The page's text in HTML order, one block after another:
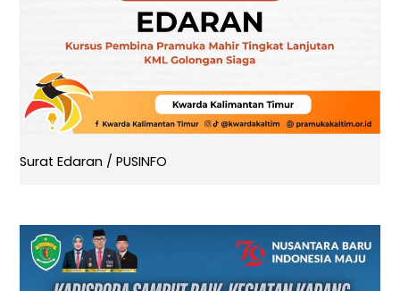
Surat Edaran /PUSINFO